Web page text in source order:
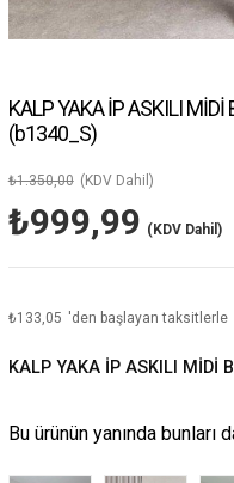
KALP YAKA İP ASKILI MİDİ
(b1340_S)
₺1.350,00 (KDV Dahil)
₺999,99 (KDV Dahil)
₺133,05 'den başlayan taksitlerle
KALP YAKA İP ASKILI MİDİ
Bu ürünün yanında bunları